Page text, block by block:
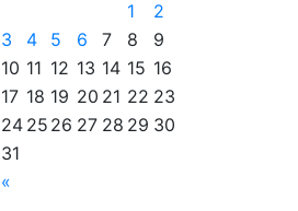
«
1
2
3
4 5 6 7 8
9
10 11 12 13 14 15 16
17 18 19 20 21 22 23
24 25 26 27 28 29 30
31